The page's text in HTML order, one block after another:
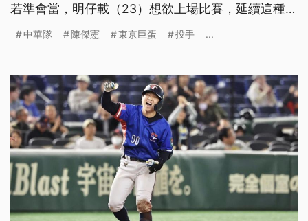
若準會當，明仔載（23）想欲上場比賽，延續這種氣
中華隊 陳傑憲 東京巨蛋 投手 ...